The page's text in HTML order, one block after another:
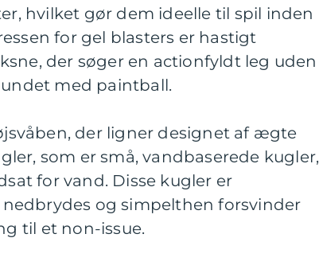
hvilket gør dem ideelle til spil inden
for gel blasters er hastigt
der søger en actionfyldt leg uden
med paintball.
der ligner designet af ægte
som er små, vandbaserede kugler,
for vand. Disse kugler er
og simpelthen forsvinder
til et non-issue.